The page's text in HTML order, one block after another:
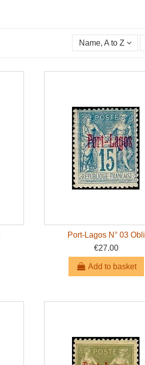
Name, A to Z
Port-Lagos N° 03 Obli
€27.00
Add to basket